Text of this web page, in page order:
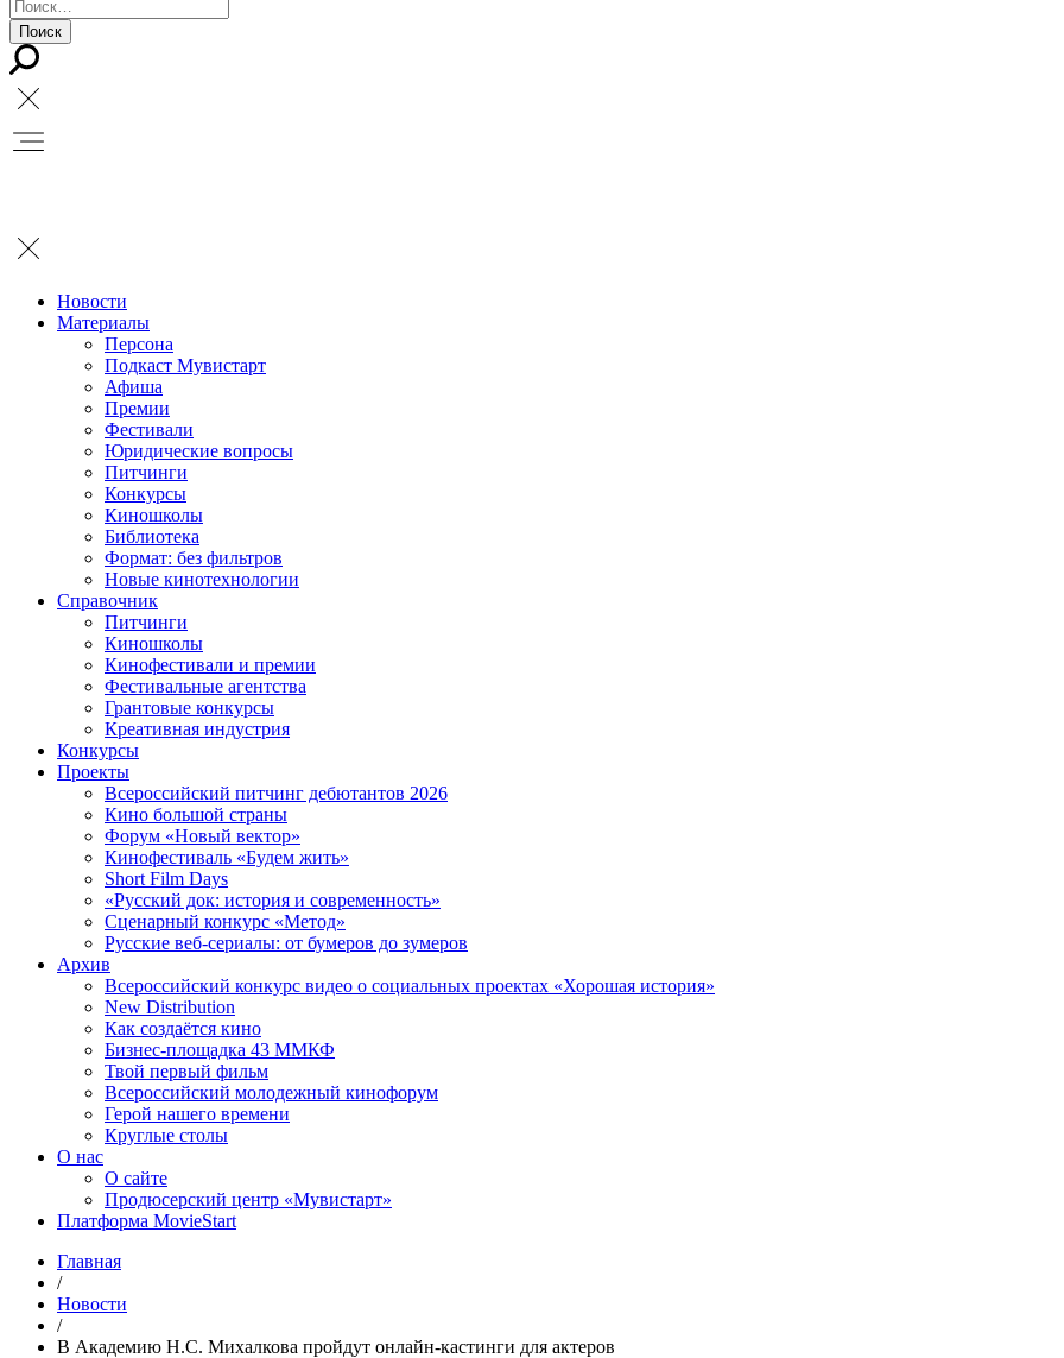
Новости
Материалы
Персона
Подкаст Мувистарт
Афиша
Премии
Фестивали
Юридические вопросы
Питчинги
Конкурсы
Киношколы
Библиотека
Формат: без фильтров
Новые кинотехнологии
Справочник
Питчинги
Киношколы
Кинофестивали и премии
Фестивальные агентства
Грантовые конкурсы
Креативная индустрия
Конкурсы
Проекты
Всероссийский питчинг дебютантов 2026
Кино большой страны
Форум «Новый вектор»
Кинофестиваль «Будем жить»
Short Film Days
«Русский док: история и современность»
Сценарный конкурс «Метод»
Русские веб-сериалы: от бумеров до зумеров
Архив
Всероссийский конкурс видео о социальных проектах «Хорошая история»
New Distribution
Как создаётся кино
Бизнес-площадка 43 ММКФ
Твой первый фильм
Всероссийский молодежный кинофорум
Герой нашего времени
Круглые столы
О нас
О сайте
Продюсерский центр «Мувистарт»
Платформа MovieStart
Главная
/
Новости
/
В Академию Н.С. Михалкова пройдут онлайн-кастинги для актеров